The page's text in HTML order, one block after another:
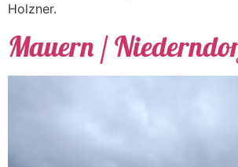
Holzner.
Mauern /